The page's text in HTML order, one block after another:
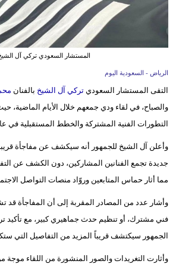
المستشار السعودي تركي آل
الرياض - السعودية اليوم
التقى المستشار السعوديتركي آل الشيخ بالفنان
والصباح، في لقاء ودي جمعهم خلال الأيام الماضية،
التطورات الفنية المشتركة والخطط المستقبلية في
وأعلن آل الشيخ للجمهور أنه سيكشف عن مفاجأة
جديدة تجمع الفنانين المشاركين، دون الكشف عن
مما أثار حماس المتابعين وروّاد منصات التواصل
وأشار عدد من المصادر المقربة إلى أن المفاجأة قد
فني مشترك، أو تنظيم حدث جماهيري كبير، مع تأكيد
الجمهور سيكتشف قريباً المزيد من التفاصيل التي
وأثارت التغريدات والصور المنشورة من اللقاء موجة